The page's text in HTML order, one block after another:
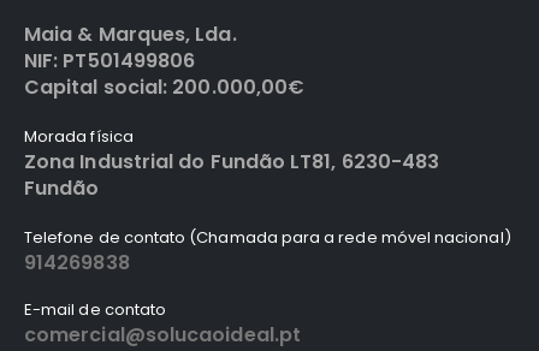
Maia & Marques, Lda.
NIF: PT501499806
Capital social: 200.000,00€
Morada física
Zona Industrial do Fundão LT81, 6230-483
Fundão
Telefone de contato (Chamada para a rede móvel nacional)
914269838
E-mail de contato
comercial@solucaoideal.pt